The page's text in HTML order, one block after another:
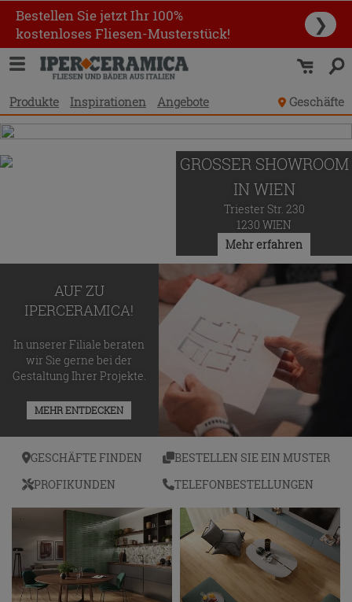
Bestellen Sie jetzt Ihr 100%
kostenloses Fliesen-Musterstück!
❯
Produkte Inspirationen Angebote Geschäfte
GROSSER SHOWROOM
IN WIEN
Triester Str. 230
1230 WIEN
Mehr erfahren
AUF ZU
IPERCERAMICA!
In unserer Filiale beraten
wir Sie gerne bei der
Gestaltung Ihrer Projekte.
MEHR ENTDECKEN
GESCHÄFTE FINDEN
BESTELLEN SIE EIN MUSTER
PROFIKUNDEN
TELEFONBESTELLUNGEN